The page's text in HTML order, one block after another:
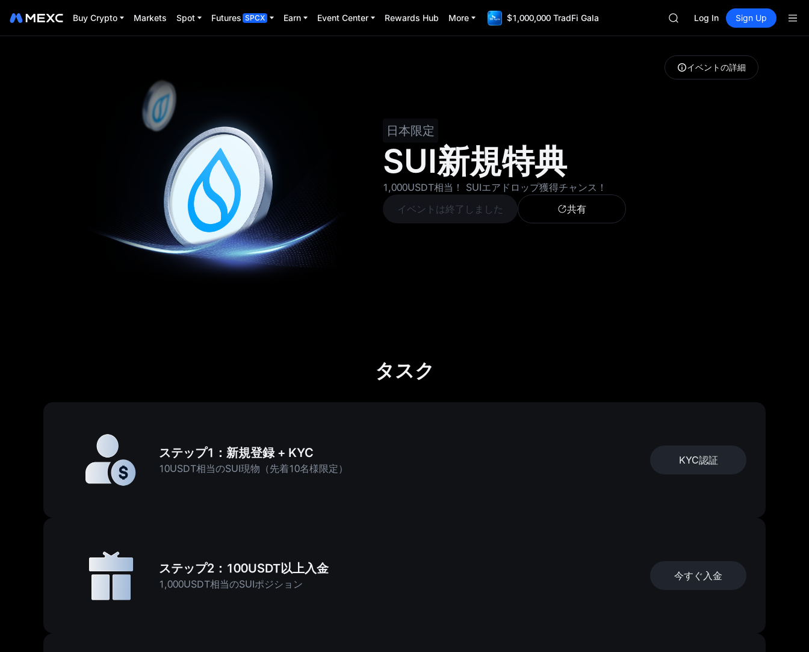
Buy Crypto Markets Spot Futures SPCX Earn Event Center Rewards Hub More $1,000,000 TradFi Gala
UNITREE STAR Market
SPCX rises despite lock-up
AAOI
SKYAI
Log In Sign Up
イベントの詳細
日本限定
SUI新規特典
1,000USDT相当！ SUIエアドロップ獲得チャンス！
イベントは終了しました
共有
タスク
ステップ1：新規登録 + KYC
10USDT相当のSUI現物（先着10名様限定）
KYC認証
ステップ2：100USDT以上入金
1,000USDT相当のSUIポジション
今すぐ入金